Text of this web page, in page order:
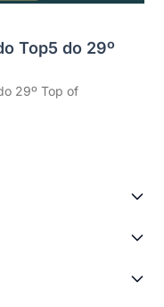
Top5 do 29º
29º Top of